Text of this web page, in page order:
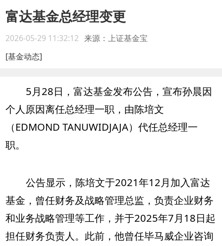
富达基金总经理变更
2026-05-29 11:32:12 来源：上证基金宝
[基金动态]
5月28日，富达基金发布公告，宣布孙晨因
个人原因离任总经理一职，由陈培文
（EDMOND TANUWIDJAJA）代任总经理一
职。
公告显示，陈培文于2021年12月加入富达
基金，曾任财务及战略管理总监，负责企业财务
和业务战略管理等工作，并于2025年7月18日起
担任财务负责人。此前，他曾任毕马威企业咨询